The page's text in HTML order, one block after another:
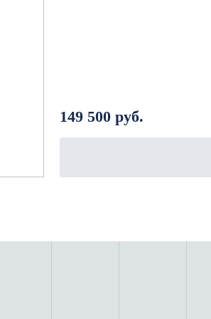
центра подготовки;
149 500 руб.